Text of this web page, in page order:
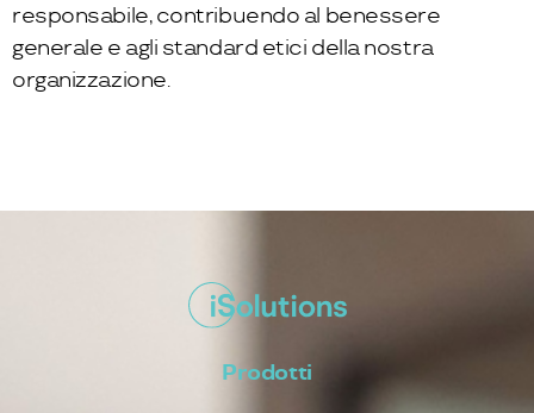
responsabile, contribuendo al benessere
generale e agli standard etici della nostra
organizzazione.
Prodotti